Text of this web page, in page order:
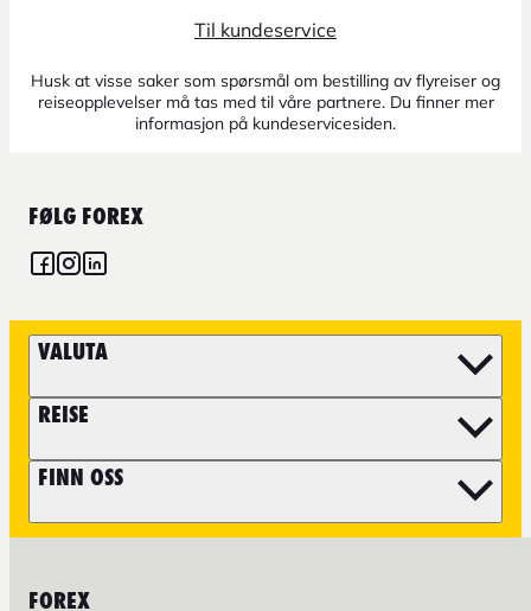
Til kundeservice
Husk at visse saker som spørsmål om bestilling av flyreiser og
reiseopplevelser må tas med til våre partnere. Du finner mer
informasjon på kundeservicesiden.
FØLG FOREX
VALUTA
REISE
FINN OSS
FOREX